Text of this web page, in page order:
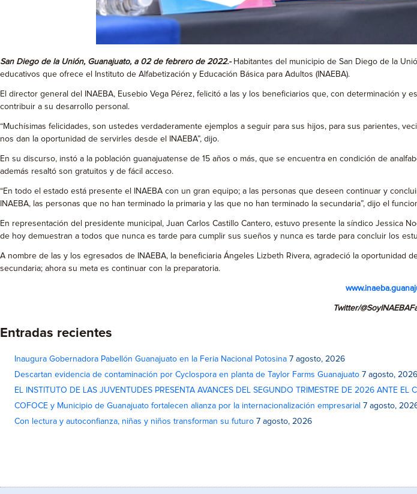
San Diego de la Unión, Guanajuato, a 02 de febrero de 2022.-Habitantes del municipio de San Diego de la
educativos que ofrece el Instituto de Alfabetización y Educación Básica para Adultos (INAEBA).
El director general del INAEBA, Eusebio Vega Pérez, felicitó a las y los beneficiarios que, con determinación
contribuir a su desarrollo personal.
“Muchísimas felicidades, son ustedes verdaderamente ejemplos a seguir para sus hijos, para sus parientes,
nos dan la oportunidad de servirles desde el INAEBA”, dijo.
En su discurso, instó a la población guanajuatense de 15 años o más, que se encuentra en condición de
además resaltó son gratuitos y de fácil acceso.
“En todo el estado está presente el INAEBA con un gran equipo; a las personas que deseen continuar y
INAEBA, las personas que no han terminado la primaria y las que no han terminado la secundaria”, dijo el
En representación del presidente municipal, Juan Carlos Castillo Cantero, estuvo presente la síndico Jessica
de hoy demuestran a todos que nunca es tarde para cumplir sus sueños y nunca es tarde para concluir los
A nombre de las y los egresados de INAEBA, la beneficiaria Ángeles Lizbeth Rivera, agradeció la
secundaria; ahora su meta es continuar con la preparatoria.
Twitter/
Entradas recientes
Inaugura Gobernadora Pabellón Guanajuato en la Feria Nacional Potosina 7 agosto, 2026
Descartan evidencia de contaminación por Cyclospora en planta de Taylor Farms Guanajuato 7 agosto, 2026
EL INSTITUTO DE LAS JUVENTUDES PRESENTA AVANCES DEL SEGUNDO TRIMESTRE DE 2026 ANTE EL
COFOCE y Municipio de Guanajuato fortalecen alianza por la internacionalización empresarial 7 agosto,
Con lectura y autoconfianza, niñas y niños transforman su futuro 7 agosto, 2026